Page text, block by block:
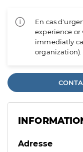
En cas
experience or
immediatly
organization).
Adresse